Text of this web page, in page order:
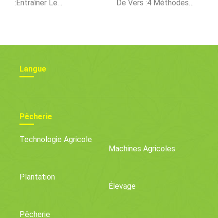
:entraîner Le
De Vers :4 Méthodes
Langue
Pêcherie
Technologie Agricole
Machines Agricoles
Plantation
Élevage
Pêcherie